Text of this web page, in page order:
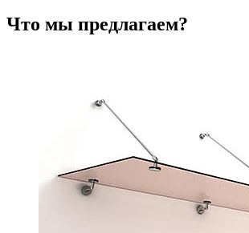
Что мы предлагаем?